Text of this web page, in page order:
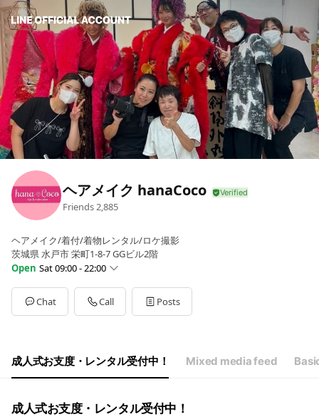
ヘアメイク hanaCoco
Friends2,885
ヘアメイク/着付/着物レンタル/ロケ撮影
茨城県 水戸市 栄町1-8-7 GGビル2階
Open Sat 09:00 - 22:00
Sun09:00 - 17:00
Mon10:00 - 18:00
Tue
10:00 - 18:00
10:00 - 22:00
Sat09:00 - 22:00
時間外でもご予約いただけますのでお気軽お問い合わせください。
Chat Call Posts
成人式お支度・レンタル受付中！ Mixed media feed
成人式お支度・レンタル受付中！